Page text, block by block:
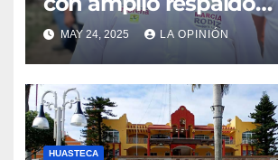
ciudadano
MAY 24, 2025 LA OPINIÓN
HUASTECA